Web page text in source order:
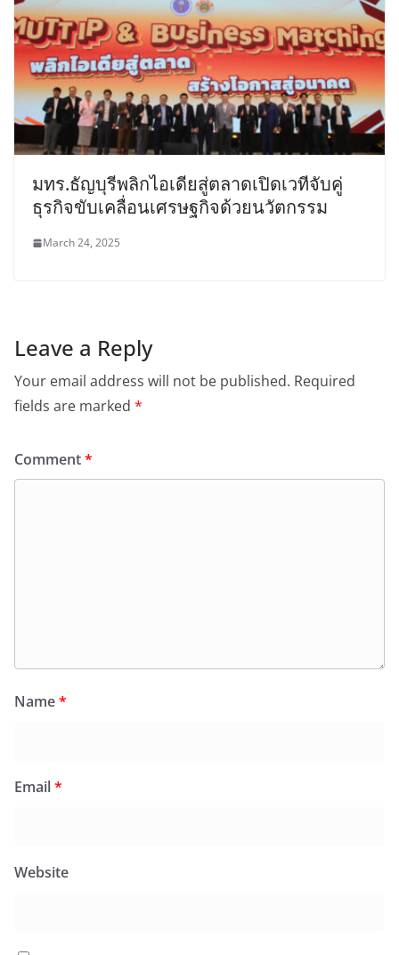
มทร.ธัญบุรีพลิกไอเดียสู่ตลาดเปิดเวทีจับคู่
ธุรกิจขับเคลื่อนเศรษฐกิจด้วยนวัตกรรม
March 24, 2025
Leave a Reply
Your email address will not be published. Required
fields are marked *
Comment*
Name*
Email*
Website